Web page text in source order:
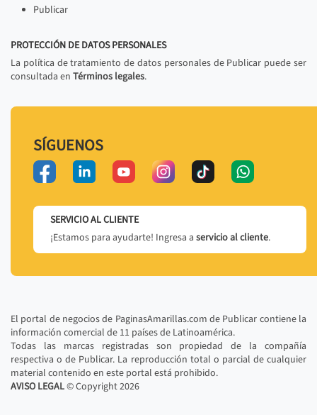
Publicar
PROTECCIÓN DE DATOS PERSONALES
La política de tratamiento de datos personales de Publicar puede ser
consultada en Términos legales.
SÍGUENOS
SERVICIO AL CLIENTE
¡Estamos para ayudarte! Ingresa a servicio al cliente.
El portal de negocios de PaginasAmarillas.com de Publicar contiene la
información comercial de 11 países de Latinoamérica.
Todas las marcas registradas son propiedad de la compañía
respectiva o de Publicar. La reproducción total o parcial de cualquier
material contenido en este portal está prohibido.
AVISO LEGAL© Copyright2026